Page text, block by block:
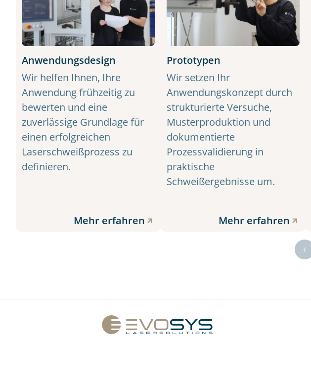
Anwendungsdesign
Wir helfen Ihnen, Ihre
Anwendung frühzeitig zu
bewerten und eine
zuverlässige Grundlage für
einen erfolgreichen
Laserschweißprozess zu
definieren.
Mehr erfahren
Prototypen
Wir setzen Ihr
Anwendungskonzept durch
strukturierte Versuche,
Musterproduktion und
dokumentierte
Prozessvalidierung in
praktische
Schweißergebnisse um.
Mehr erfahren